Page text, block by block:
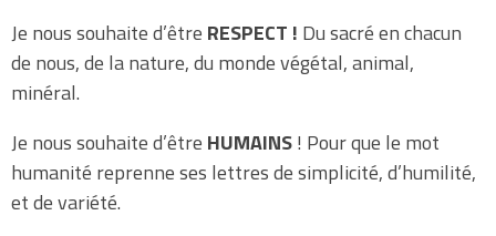
Je nous souhaite d’être RESPECT ! Du sacré en chacun
de nous, de la nature, du monde végétal, animal,
minéral.
Je nous souhaite d’être HUMAINS! Pour que le mot
humanité reprenne ses lettres de simplicité, d’humilité,
et de variété.